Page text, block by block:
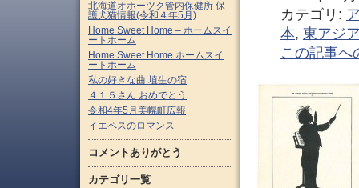
カテゴリ:
本, 東アジ
この記事へ
北海道オホーツク管内保健所 保
護犬猫情報(令和４年5月)
Home Sweet Home – ホームスイ
ートホーム
Home Sweet Home ホームスイ
ートホーム
私の好きな曲 埴生の宿
４１５さん おめでとう
令和4年5月美幌町広報
イエペスのロマンス
コメントありがとう
カテゴリ一覧